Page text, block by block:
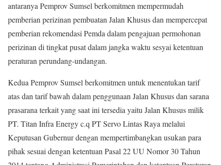
antaranya Pemprov Sumsel berkomitmen mempermudah
pemberian perizinan pembuatan Jalan Khusus dan mempercepat
pemberian rekomendasi Pemda dalam pengajuan permohonan
perizinan di tingkat pusat dalam jangka waktu sesyai ketentuan
peraturan perundang-undangan.
Kedua Pemprov Sumsel berkomitmen untuk menentukan tarif
atas dan tarif bawah dalam penggunaan Jalan Khusus dan sarana
prasarana terkait yang saat ini tersedia yaitu Jalan Khusus milik
PT. Titan Infra Energy c.q PT Servo Lintas Raya melalui
Keputusan Gubernur dengan mempertimbangkan usukan para
pihak sesuai dengan ketentuan Pasal 22 UU Nomor 30 Tahun